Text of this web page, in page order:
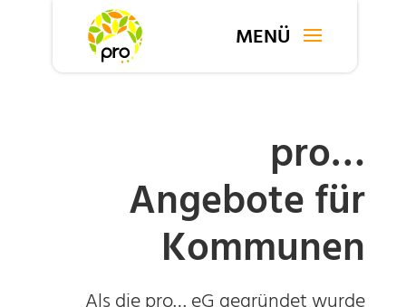
pro…
Angebote für
Kommunen